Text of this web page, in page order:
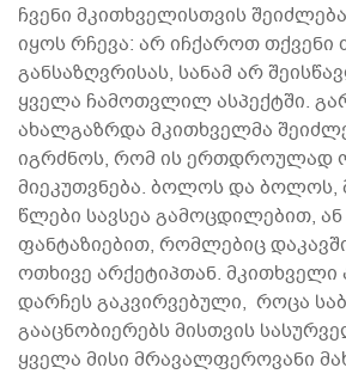
ჩვენი მკითხველისთვის
იყოს რჩევა: არ იჩქაროთ თქვენი
განსაზღვრისას, სანამ არ
ყველა ჩამოთვლილ ასპექტში.
ახალგაზრდა მკითხველმა
იგრძნოს, რომ ის ერთდროულად
მიეკუთვნება. ბოლოს და ბოლოს,
წლები სავსეა გამოცდილებით,
ფანტაზიებით, რომლებიც
ოთხივე არქეტიპთან. მკითხველი
დარჩეს გაკვირვებული, როცა
გააცნობიერებს მისთვის
ყველა მისი მრავალფეროვანი